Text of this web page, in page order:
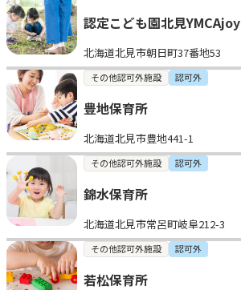
認定こども園北見YMCAjoy
北海道北見市朝日町37番地53
その他認可外施設 認可外
豊地保育所
北海道北見市豊地441-1
その他認可外施設 認可外
錦水保育所
北海道北見市常呂町岐阜212-3
その他認可外施設 認可外
若松保育所